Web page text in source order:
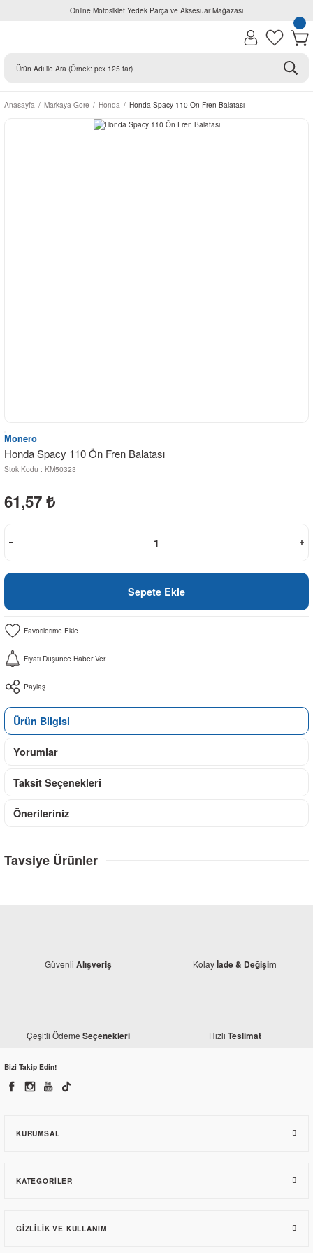
Online Motosiklet Yedek Parça ve Aksesuar Mağazası
Anasayfa Markaya Göre Honda Honda Spacy 110 Ön Fren Balatası
Monero
Honda Spacy 110 Ön Fren Balatası
Stok Kodu : KM50323
61,57 ₺
Sepete Ekle
Fiyatı Düşünce Haber Ver
Paylaş
Ürün Bilgisi
Yorumlar
Taksit Seçenekleri
Önerileriniz
Tavsiye Ürünler
Monero
1.278,46 TL
Güvenli Alışveriş Kolayİade & Değişim
Çeşitli Ödeme Seçenekleri Hızlı Teslimat
Bizi Takip Edin!
KURUMSAL
KATEGORILER
GIZLILIK VE KULLANIM